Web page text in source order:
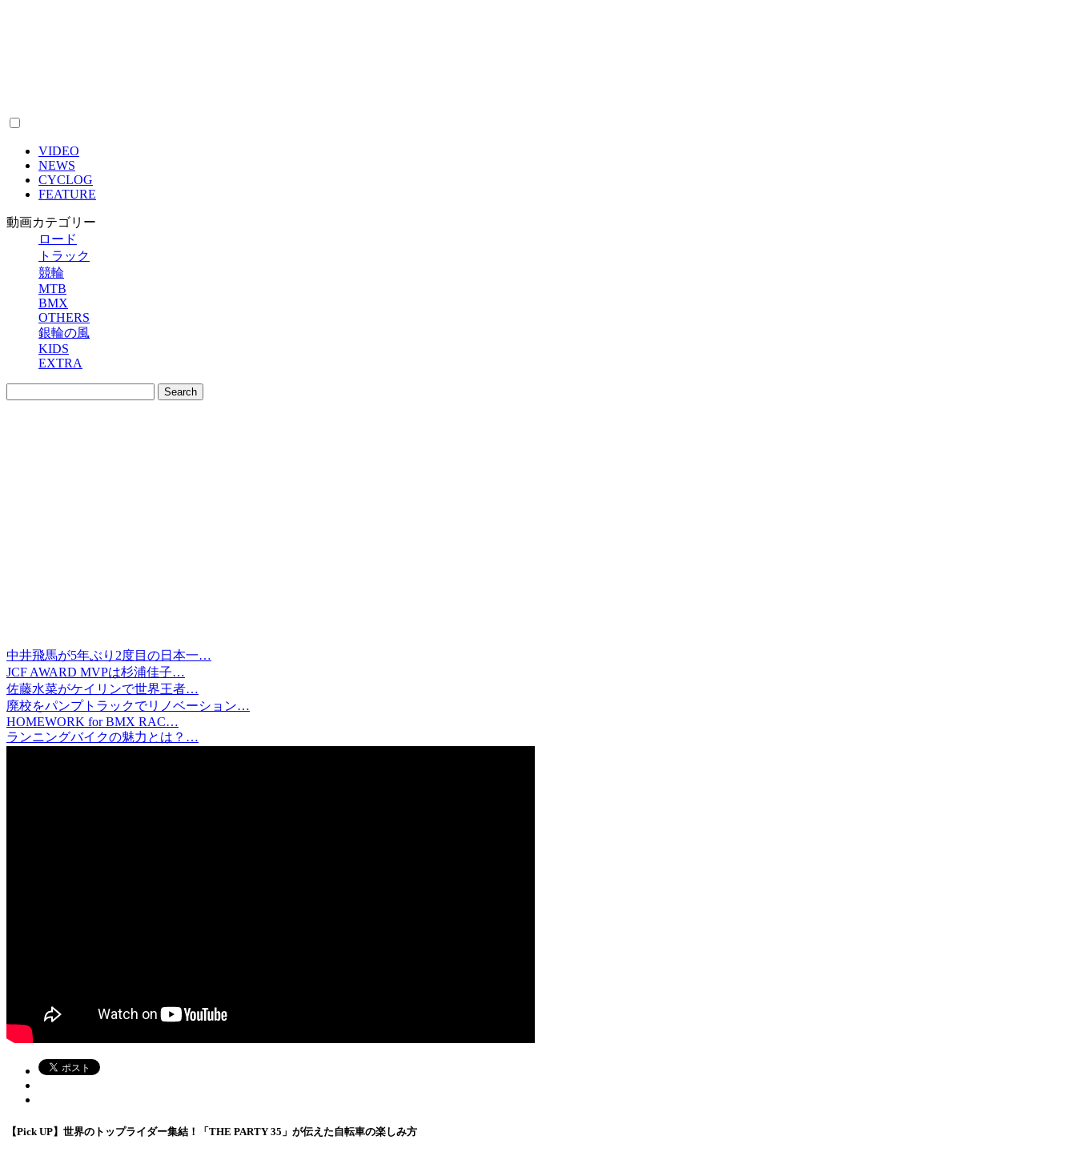
VIDEO
NEWS
CYCLOG
FEATURE
動画カテゴリー
ロード
トラック
競輪
MTB
BMX
OTHERS
銀輪の風
KIDS
EXTRA
中井飛馬が5年ぶり2度目の日本一…
JCF AWARD MVPは杉浦佳子…
佐藤水菜がケイリンで世界王者…
廃校をパンプトラックでリノベーション…
HOMEWORK for BMX RAC…
ランニングバイクの魅力とは？…
【Pick UP】世界のトップライダー集結！「THE PARTY 35」が伝えた自転車の楽しみ方